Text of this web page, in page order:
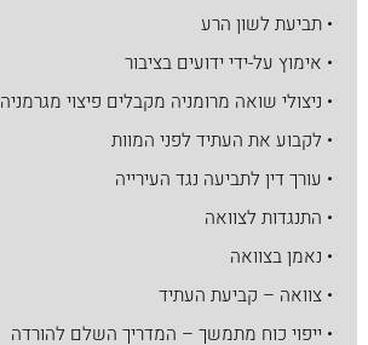
• תביעת לשון הרע
• אימוץ על-ידי ידועים בציבור
• ניצולי שואה מרומניה מקבלים פיצוי מגרמניה
• לקבוע את העתיד לפני המוות
• עורך דין לתביעה נגד העירייה
• התנגדות לצוואה
• נאמן בצוואה
• צוואה – קביעת העתיד
• ייפוי כוח מתמשך – המדריך השלם להורדה